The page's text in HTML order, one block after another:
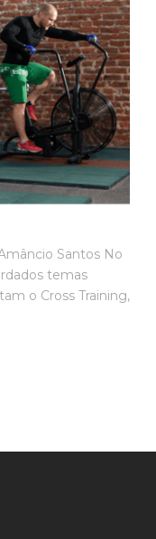
Santos No
temas
o Cross Training,